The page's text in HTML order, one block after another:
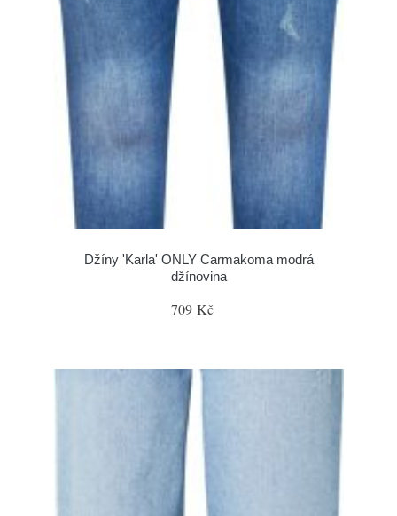
Džíny 'Karla' ONLY Carmakoma modrá
džínovina
709 Kč